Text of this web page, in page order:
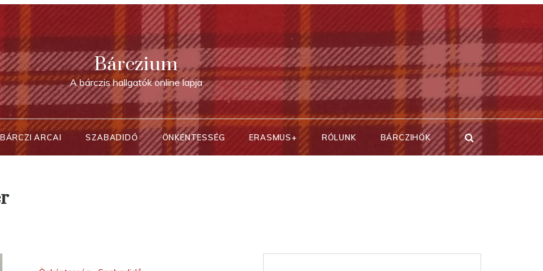
Bárczium
A bárczis hallgatók online lapja
BÁRCZI ARCAI SZABADIDŐ ÖNKÉNTESSÉG ERASMUS+ RÓLUNK BÁRCZIHÖK